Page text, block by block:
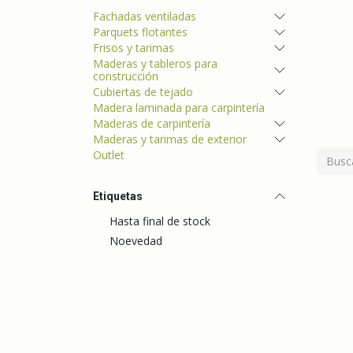
Fachadas ventiladas
Parquets flotantes
Frisos y tarimas
Maderas y tableros para
construcción
Cubiertas de tejado
Madera laminada para carpintería
Maderas de carpintería
Maderas y tarimas de exterior
Outlet
Etiquetas
Hasta final de stock
Noevedad